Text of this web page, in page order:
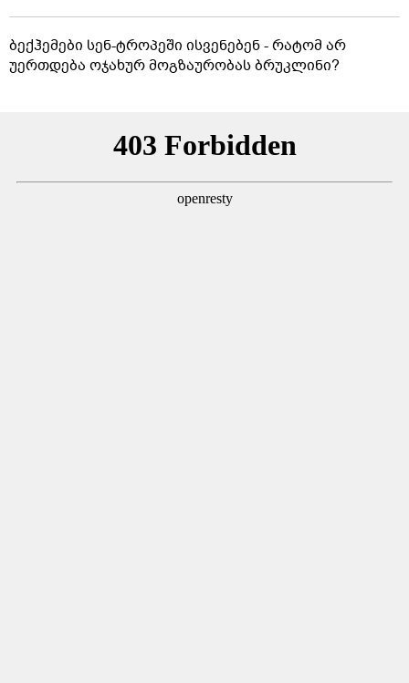
ბექჰემები სენ-ტროპეში ისვენებენ - რატომ არ
უერთდება ოჯახურ მოგზაურობას ბრუკლინი?